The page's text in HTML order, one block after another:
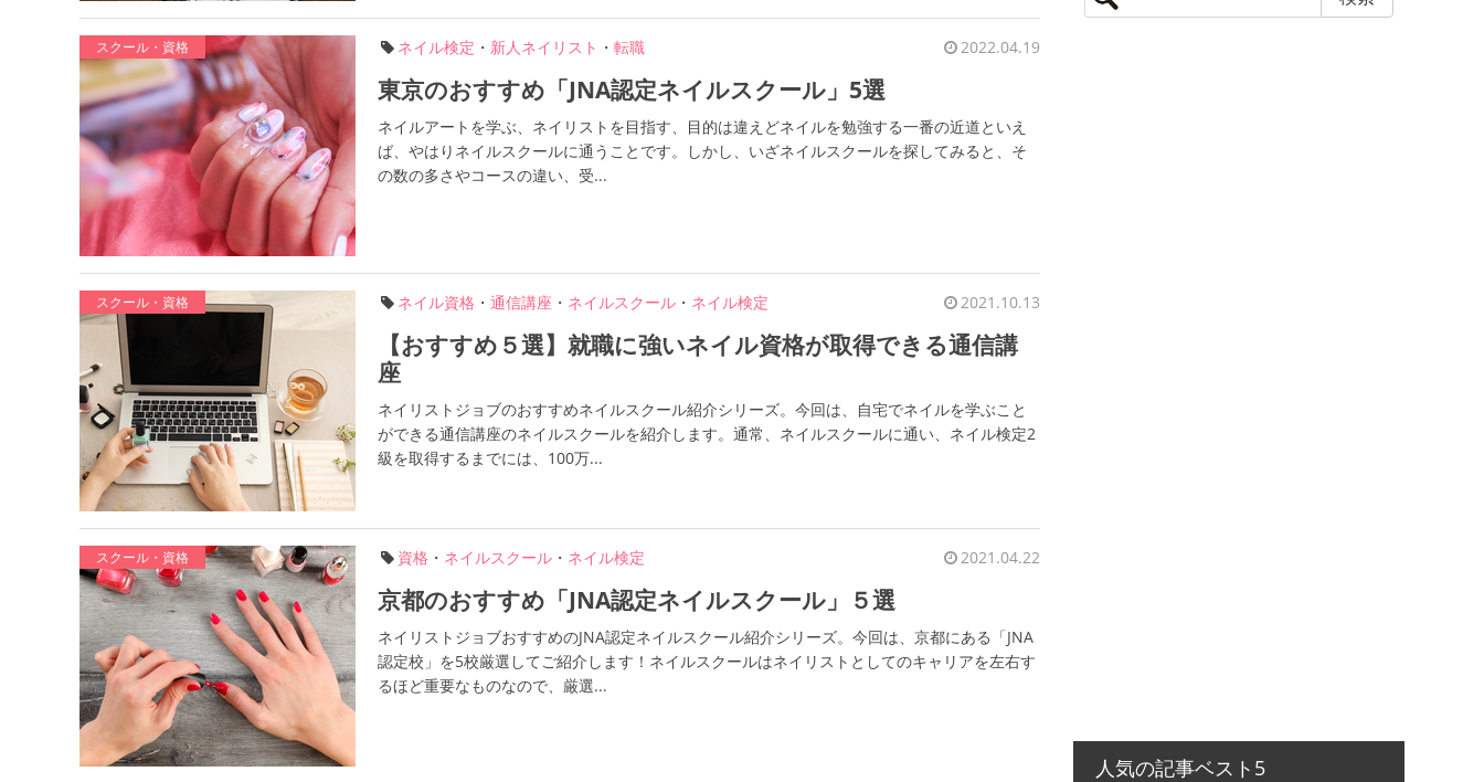
スクール・資格 ネイル検定 ・ 新人ネイリスト ・ 転職 2022.04.19
東京のおすすめ「JNA認定ネイルスクール」5選
ネイルアートを学ぶ、ネイリストを目指す、目的は違えどネイルを勉強する一番の近道といえ
ば、やはりネイルスクールに通うことです。しかし、いざネイルスクールを探してみると、そ
の数の多さやコースの違い、受...
スクール・資格 ネイル資格 ・ 通信講座 ・ ネイルスクール ・ ネイル検定 2021.10.13
【おすすめ５選】就職に強いネイル資格が取得できる通信講
座
ネイリストジョブのおすすめネイルスクール紹介シリーズ。今回は、自宅でネイルを学ぶこと
ができる通信講座のネイルスクールを紹介します。通常、ネイルスクールに通い、ネイル検定2
級を取得するまでには、100万...
スクール・資格 資格 ・ ネイルスクール ・ ネイル検定 2021.04.22
京都のおすすめ「JNA認定ネイルスクール」５選
ネイリストジョブおすすめのJNA認定ネイルスクール紹介シリーズ。今回は、京都にある「JNA
認定校」を5校厳選してご紹介します！ネイルスクールはネイリストとしてのキャリアを左右す
るほど重要なものなので、厳選...
人気の記事ベスト5